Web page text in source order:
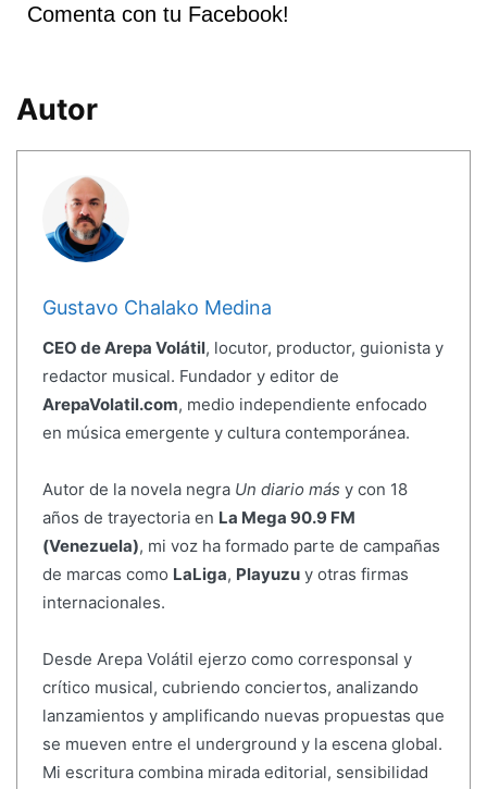
Comenta con tu Facebook!
Autor
Gustavo Chalako Medina
CEO de Arepa Volátil, locutor, productor, guionista y
redactor musical. Fundador y editor de
ArepaVolatil.com, medio independiente enfocado
en música emergente y cultura contemporánea.
Autor de la novela negra Un diario más y con 18
años de trayectoria en La Mega 90.9 FM
(Venezuela), mi voz ha formado parte de campañas
de marcas como LaLiga, Playuzuy otras firmas
internacionales.
Desde Arepa Volátil ejerzo como corresponsal y
crítico musical, cubriendo conciertos, analizando
lanzamientos y amplificando nuevas propuestas que
se mueven entre el underground y la escena global.
Mi escritura combina mirada editorial, sensibilidad